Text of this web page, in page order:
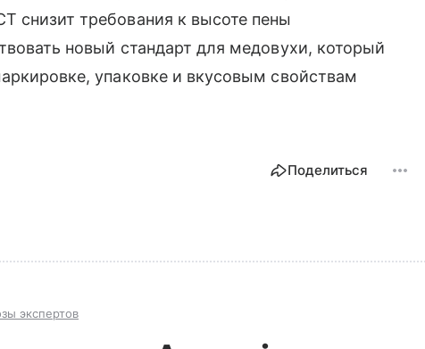
снизит требования к высоте пены
новый стандарт для медовухи, который
упаковке и вкусовым свойствам
Поделиться
экспертов